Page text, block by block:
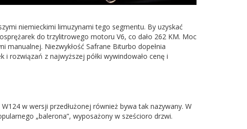
niemieckimi limuzynami tego segmentu. By uzyskać
do trzylitrowego motoru V6, co dało 262 KM. Moc
manualnej. Niezwykłość Safrane Biturbo dopełnia
rozwiązań z najwyższej półki wywindowało cenę i
w wersji przedłużonej również bywa tak nazywany. W
„balerona”, wyposażony w sześcioro drzwi.